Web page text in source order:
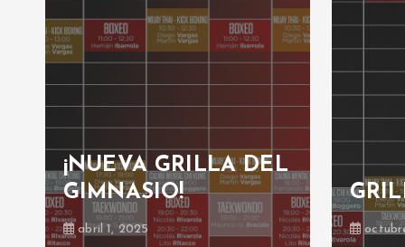
¡NUEVA GRILLA DEL
GIMNASIO!
abril 1, 2025